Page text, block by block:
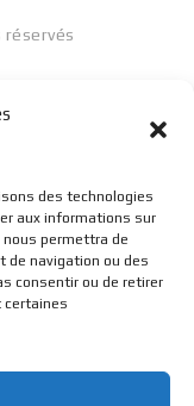
des technologies
aux informations sur
permettra de
de navigation ou des
consentir ou de retirer